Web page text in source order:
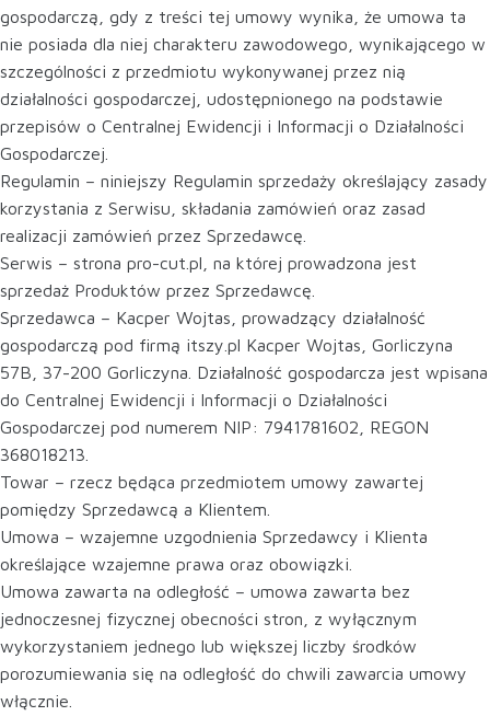
gospodarczą, gdy z treści tej umowy wynika, że umowa ta
nie posiada dla niej charakteru zawodowego, wynikającego w
szczególności z przedmiotu wykonywanej przez nią
działalności gospodarczej, udostępnionego na podstawie
przepisów o Centralnej Ewidencji i Informacji o Działalności
Gospodarczej.
Regulamin – niniejszy Regulamin sprzedaży określający zasady
korzystania z Serwisu, składania zamówień oraz zasad
realizacji zamówień przez Sprzedawcę.
Serwis – strona pro-cut.pl, na której prowadzona jest
sprzedaż Produktów przez Sprzedawcę.
Sprzedawca – Kacper Wojtas, prowadzący działalność
gospodarczą pod firmą itszy.pl Kacper Wojtas, Gorliczyna
57B, 37-200 Gorliczyna. Działalność gospodarcza jest wpisana
do Centralnej Ewidencji i Informacji o Działalności
Gospodarczej pod numerem NIP: 7941781602, REGON
368018213.
Towar – rzecz będąca przedmiotem umowy zawartej
pomiędzy Sprzedawcą a Klientem.
Umowa – wzajemne uzgodnienia Sprzedawcy i Klienta
określające wzajemne prawa oraz obowiązki.
Umowa zawarta na odległość – umowa zawarta bez
jednoczesnej fizycznej obecności stron, z wyłącznym
wykorzystaniem jednego lub większej liczby środków
porozumiewania się na odległość do chwili zawarcia umowy
włącznie.